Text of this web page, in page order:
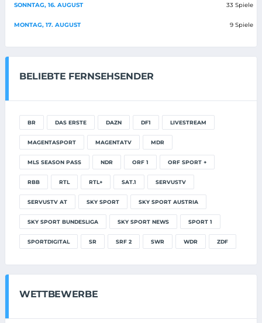
SONNTAG, 16. AUGUST 33 Spiele
MONTAG, 17. AUGUST 9 Spiele
BELIEBTE FERNSEHSENDER
BR DAS ERSTE DAZN DF1 LIVESTREAM
MAGENTASPORT MAGENTATV MDR
MLS SEASON PASS NDR ORF 1 ORF SPORT +
RBB RTL RTL+ SAT.1 SERVUSTV
SERVUSTV AT SKY SPORT SKY SPORT AUSTRIA
SKY SPORT BUNDESLIGA SKY SPORT NEWS SPORT 1
SPORTDIGITAL SR SRF 2 SWR WDR ZDF
WETTBEWERBE